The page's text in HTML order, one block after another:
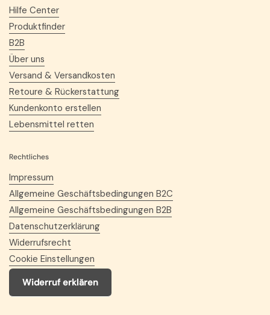
Hilfe Center
Produktfinder
B2B
Über uns
Versand & Versandkosten
Retoure & Rückerstattung
Kundenkonto erstellen
Lebensmittel retten
Rechtliches
Impressum
Allgemeine Geschäftsbedingungen B2C
Allgemeine Geschäftsbedingungen B2B
Datenschutzerklärung
Widerrufsrecht
Cookie Einstellungen
Widerruf erklären